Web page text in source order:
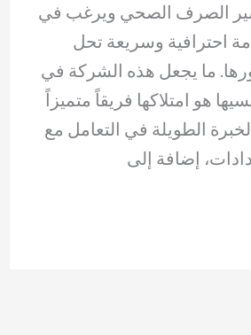
الصرف الصحي ويرغب في
احترافية وسريعة تحل
ما يجعل هذه الشركة في
هو امتلاكها فريقاً متميزاً
الطويلة في التعامل مع
إضافة إلى